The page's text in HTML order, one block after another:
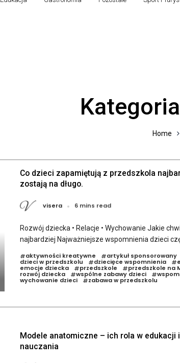
Home
Co dzieci zapamiętują z przedszkola
zostają na długo.
visera 6 mins read
Rozwój dziecka • Relacje • Wychowanie Jakie
najbardziej Najważniejsze wspomnienia dzieci
#aktywności kreatywne #artykuł sponsorowany
dzieci w przedszkolu #dziecięce wspomnienia #
emocje dziecka #przedszkole #przedszkole na
rozwój dziecka #wspólne zabawy dzieci #
wychowanie dzieci #zabawa w przedszkolu
Modele anatomiczne – ich rola w
nauczania